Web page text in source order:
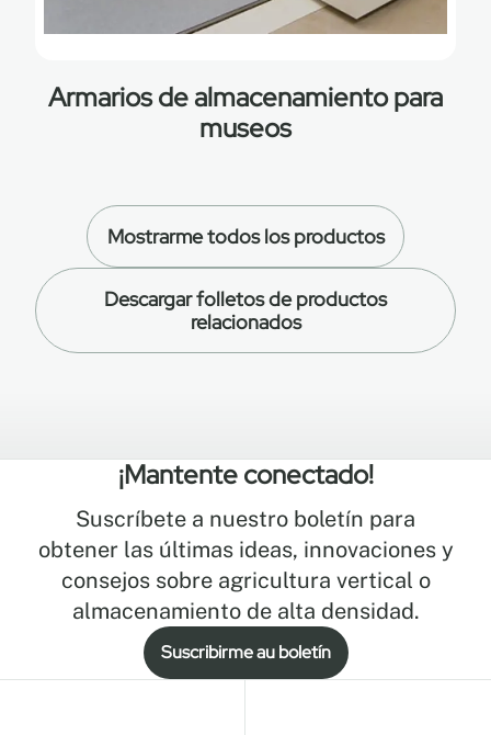
Armarios de almacenamiento para
museos
Mostrarme todos los productos
Descargar folletos de productos
relacionados
¡Mantente conectado!
Suscríbete a nuestro boletín para
obtener las últimas ideas, innovaciones y
consejos sobre agricultura vertical o
almacenamiento de alta densidad.
Suscribirme au boletín